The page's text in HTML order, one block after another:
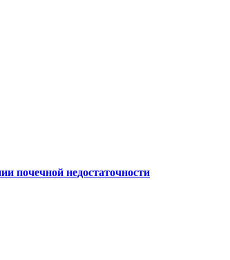
почечной недостаточности